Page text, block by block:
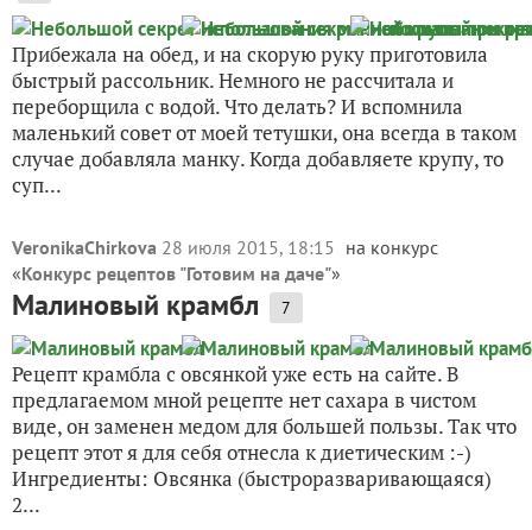
Прибежала на обед, и на скорую руку приготовила
быстрый рассольник. Немного не рассчитала и
переборщила с водой. Что делать? И вспомнила
маленький совет от моей тетушки, она всегда в таком
случае добавляла манку. Когда добавляете крупу, то
суп...
VeronikaChirkova 28 июля 2015, 18:15 на конкурс
«Конкурс рецептов "Готовим на даче"»
Малиновый крамбл 7
Рецепт крамбла с овсянкой уже есть на сайте. В
предлагаемом мной рецепте нет сахара в чистом
виде, он заменен медом для большей пользы. Так что
рецепт этот я для себя отнесла к диетическим :-)
Ингредиенты: Овсянка (быстроразваривающаяся)
2...